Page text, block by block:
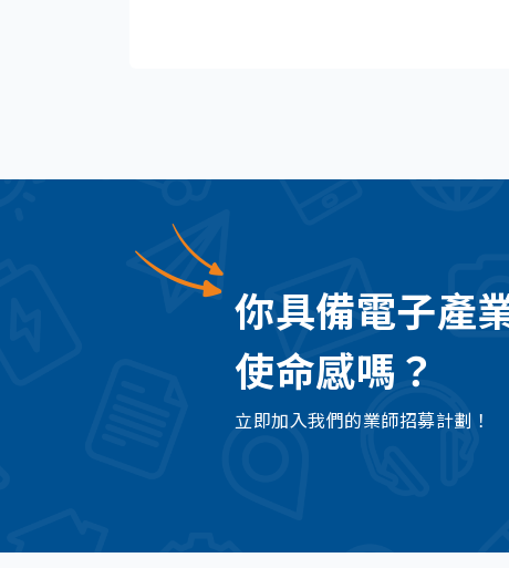
你具備電子產
使命感嗎？
立即加入我們的業師招募計劃！